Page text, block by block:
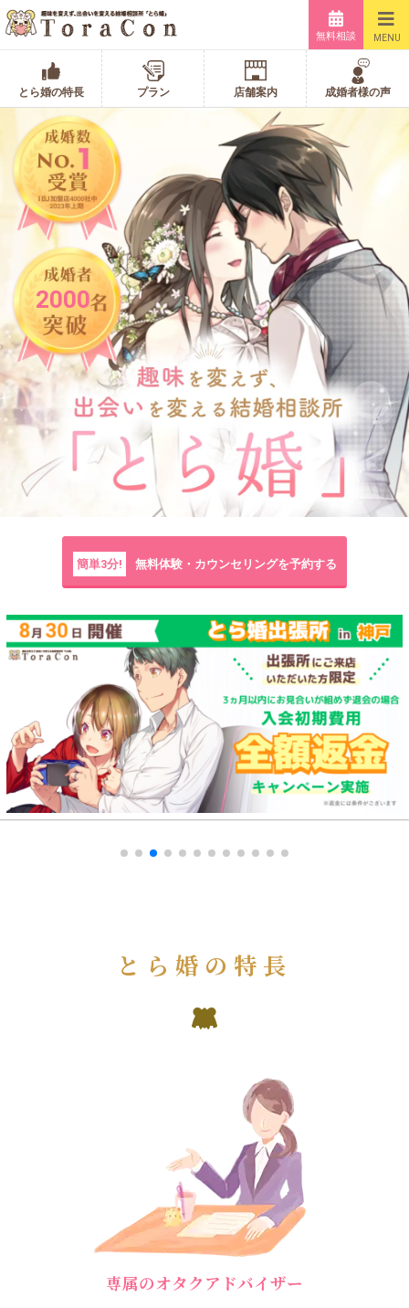
無料相談 MENU
とら婚の特長 プラン 店舗案内 成婚者様の声
2000
簡単3分! 無料体験・カウンセリングを予約する
とら婚の特長
専属のオタクアドバイザー